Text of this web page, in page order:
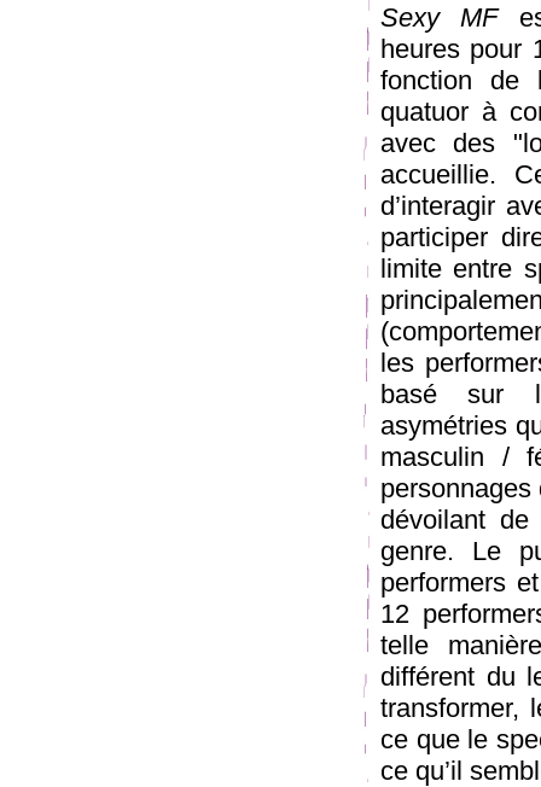
Sexy MF
heures pour
fonction de
quatuor à
avec des
accueillie.
d’interagir
participer
limite entre
les
basé sur
asymétries
masculin /
dévoilant
genre. Le
performers
12
telle
différent du
transformer,
ce que le
ce qu’il